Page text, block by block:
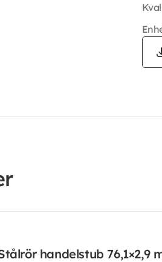
handelstub 76,1×2,9